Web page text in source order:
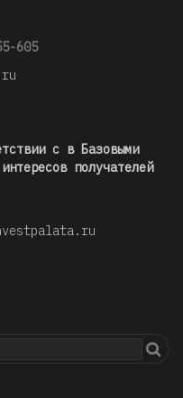
605
с в Базовыми
получателей